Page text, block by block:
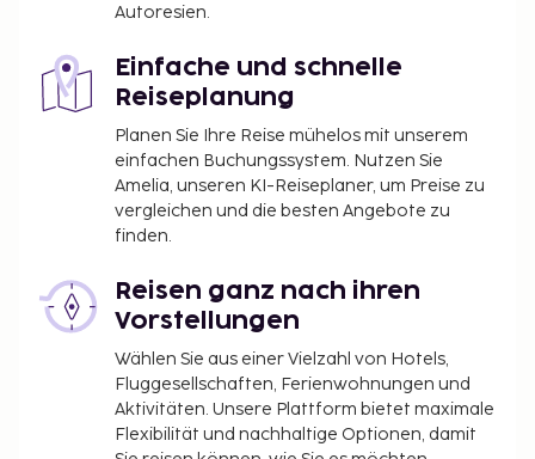
Autoresien.
Einfache und schnelle
Reiseplanung
Planen Sie Ihre Reise mühelos mit unserem
einfachen Buchungssystem. Nutzen Sie
Amelia, unseren KI-Reiseplaner, um Preise zu
vergleichen und die besten Angebote zu
finden.
Reisen ganz nach ihren
Vorstellungen
Wählen Sie aus einer Vielzahl von Hotels,
Fluggesellschaften, Ferienwohnungen und
Aktivitäten. Unsere Plattform bietet maximale
Flexibilität und nachhaltige Optionen, damit